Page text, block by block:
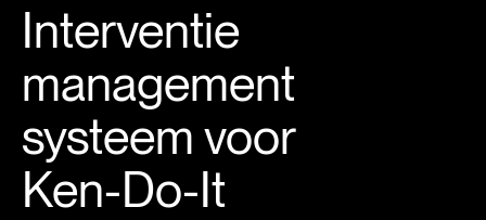
Interventie
management
systeem voor
Ken-Do-It